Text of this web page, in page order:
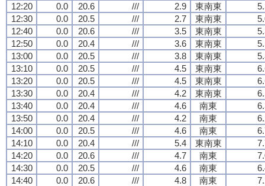
12:20
0.0 20.6 /// 2.9 東南東
12:30
0.0 20.5 /// 2.7 東南東
12:40
0.0 20.6 /// 3.5 東南東
12:50
0.0 20.4 /// 3.6 東南東
13:00
0.0 20.5 /// 3.8 東南東
13:10
0.0 20.5 /// 4.5 東南東
13:20
0.0 20.5 /// 4.5 東南東
13:30
0.0 20.4 /// 4.2 東南東
13:40
0.0 20.4 /// 4.6 南東
13:50
0.0 20.4 /// 4.2 南東
14:00
0.0 20.5 /// 4.6 南東
14:10
0.0 20.4 /// 5.4 東南東
14:20
0.0 20.6 /// 4.7 南東
14:30
0.0 20.5 /// 4.6 南東
14:40
0.0 20.6 /// 4.8 南東